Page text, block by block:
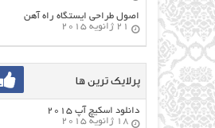
اصول طراحي ایستگاه راه آهن
21 ژانویه 2015
پرلایک ترین ها
دانلود اسکیچ آپ ۲۰۱۵
18 ژانویه 2015